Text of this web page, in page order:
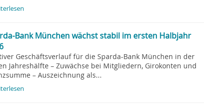
Bank München wächst stabil im ersten Halbjahr
Geschäftsverlauf für die Sparda-Bank München in der
Jahreshälfte – Zuwächse bei Mitgliedern, Girokonten und
– Auszeichnung als...